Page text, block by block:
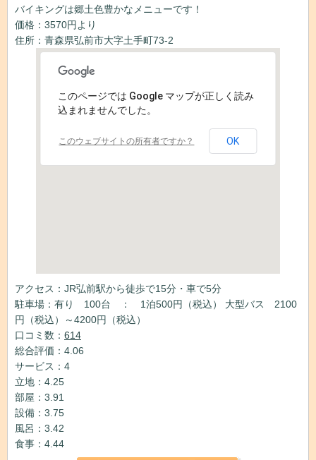
バイキングは郷土色豊かなメニューです！
価格：3570円より
住所：青森県弘前市大字土手町73-2
このページでは Google マップが正しく読み
込まれませんでした。
このウェブサイトの所有者ですか？ OK
アクセス：JR弘前駅から徒歩で15分・車で5分
駐車場：有り 100台 ： 1泊500円（税込） 大型バス 2100
円（税込）～4200円（税込）
口コミ数： 614
総合評価：4.06
サービス：4
立地：4.25
部屋：3.91
設備：3.75
風呂：3.42
食事：4.44